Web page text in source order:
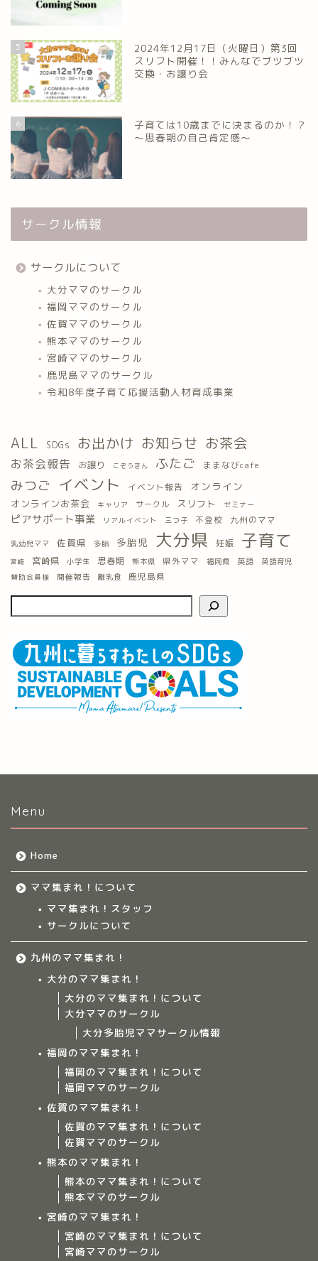
5
2024年12月17日（火曜日）第3回
スリフト開催！！みんなでブツブツ
交換・お譲り会
6
子育ては10歳までに決まるのか！？
～思春期の自己肯定感～
サークル情報
サークルについて
大分ママのサークル
福岡ママのサークル
佐賀ママのサークル
熊本ママのサークル
宮崎ママのサークル
鹿児島ママのサークル
令和8年度子育て応援活動人材育成事業
ALL SDGs お出かけ お知らせ お茶会
お茶会報告 お譲り こぞうきん ふたご ままなびcafe
みつご イベント イベント報告 オンライン
オンラインお茶会 キャリア サークル スリフト セミナー
ピアサポート事業 リアルイベント 三つ子 不登校 九州のママ
乳幼児ママ 佐賀県 多胎 多胎児 大分県 妊娠 子育て
宮崎 宮崎県 小学生 思春期 熊本県 県外ママ 福岡県 英語 英語育児
賛助会員様 開催報告 離乳食 鹿児島県
Menu
Home
ママ集まれ！について
ママ集まれ！スタッフ
サークルについて
九州のママ集まれ！
大分のママ集まれ！
大分のママ集まれ！について
大分ママのサークル
大分多胎児ママサークル情報
福岡のママ集まれ！
福岡のママ集まれ！について
福岡ママのサークル
佐賀のママ集まれ！
佐賀のママ集まれ！について
佐賀ママのサークル
熊本のママ集まれ！
熊本のママ集まれ！について
熊本ママのサークル
宮崎のママ集まれ！
宮崎のママ集まれ！について
宮崎ママのサークル
ママ集まれ！について
ママ集まれ！スタッフ